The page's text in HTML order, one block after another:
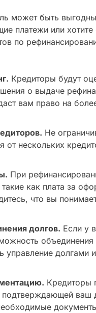
может быть
платежи или хотите
по
Кредиторы будут
о выдаче
вам право на
Не
от нескольких
При
как плата за
что вы
долгов. Если у
долгами
Кредиторы
подтверждающей ваш